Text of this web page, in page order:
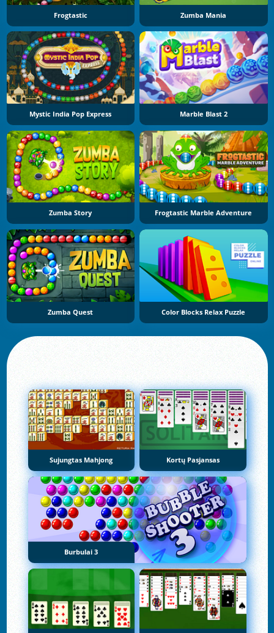
Frogtastic Zumba Mania
Mystic India Pop Express Marble Blast 2
Zumba Story Frogtastic Marble Adventure
Zumba Quest Color Blocks Relax Puzzle
Sujungtas Mahjong Kortų Pasjansas
Burbulai 3